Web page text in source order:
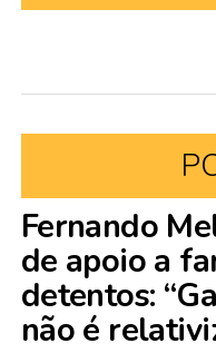
Fernando
de apoio a
detentos:
não é